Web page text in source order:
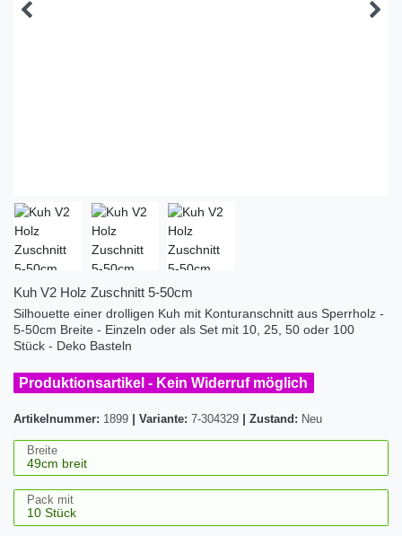
Kuh V2 Holz Zuschnitt 5-50cm
Silhouette einer drolligen Kuh mit Konturanschnitt aus Sperrholz -
5-50cm Breite - Einzeln oder als Set mit 10, 25, 50 oder 100
Stück - Deko Basteln
Produktionsartikel - Kein Widerruf möglich
Artikelnummer: 1899 Variante: 7-304329 Zustand: Neu
Breite
Pack mit